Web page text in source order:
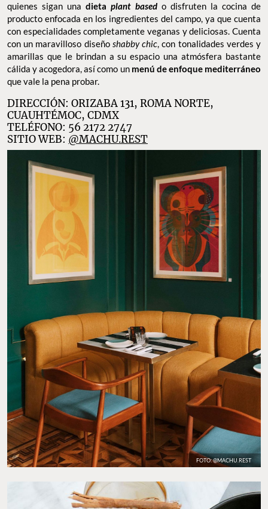
quienes sigan unadietaplant based o disfruten la cocina de
producto enfocada en los ingredientes del campo, ya que cuenta
con especialidades completamente veganas y deliciosas. Cuenta
con un maravilloso diseño shabby chic, con tonalidades verdes y
amarillas que le brindan a su espacio una atmósfera bastante
cálida y acogedora, así como un menú de enfoque mediterráneo
que vale la pena probar.
DIRECCIÓN: ORIZABA 131, ROMA NORTE,
CUAUHTÉMOC, CDMX
TELÉFONO: 56 2172 2747
SITIO WEB: @MACHU.REST
FOTO: @MACHU.REST